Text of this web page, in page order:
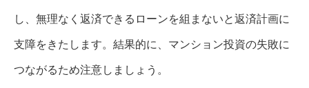
し、無理なく返済できるローンを組まないと返済計画に
支障をきたします。結果的に、マンション投資の失敗に
つながるため注意しましょう。